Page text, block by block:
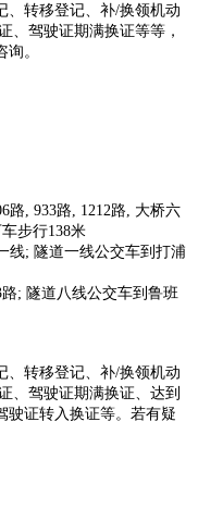
、转移登记、补/换领机动
、驾驶证期满换证等等，
。
路, 933路, 1212路, 大桥六
步行138米
线; 隧道一线公交车到打浦
路; 隧道八线公交车到鲁班
、转移登记、补/换领机动
、驾驶证期满换证、达到
驶证转入换证等。若有疑